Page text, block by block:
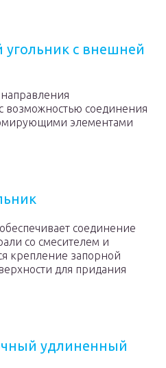
с внешней
возможностью соединения
элементами
соединение
со смесителем и
крепление запорной
для придания
удлиненный